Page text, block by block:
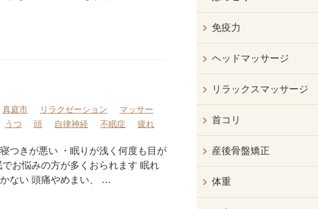
真庭市 リラクゼーション
マッサー
うつ 頭 自律神経 不眠症 疲れ
つきが悪い ・眠りが浅く何度も目が
お悩みの方が多くおられます 眠れ
ない 頭痛やめまい、 …
免疫力
ヘッドマッサージ
リラックスマッサージ
首コリ
産後骨盤矯正
体重